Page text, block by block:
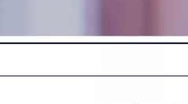
保護者・在校生の方へ